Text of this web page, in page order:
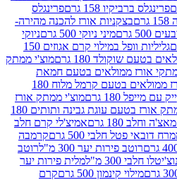
158 גרם
פרינגלס
אורז להכנה מהירה-
מיני ניוקי 500 גרם
ניוקי
גליליות וופל במילוי קרם אגוזים 150
180 גרם
מוצ'י ממתק
בטעם חמאת
מוצ'י ממתקי אורז ממולאים בטעם קרמל מלוח 180
מוצ'י ממתק אורז
מוצ'י ממתק אורז בטעם עוגת גבינה ותותים 180
אמיצ'לי קרם חלב
500 גרם
קרמבה
יער 300 מ"ל
רוטב
מלית פירות יער
500 גרם
קרם